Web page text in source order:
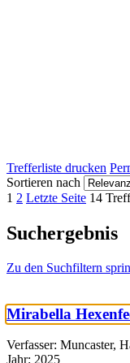
Trefferliste drucken
Sortieren nach
1 2 Letzte Seite 14
Suchergebnis
Zu den Suchfiltern
Mirabella
Verfasser: Muncaster,
Jahr: 2025